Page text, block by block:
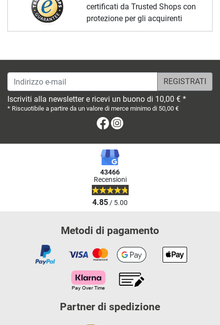
certificati da Trusted Shops con
protezione per gli acquirenti
Indirizzo e-mail
Iscriviti alla newsletter e ricevi un buono di 10,00 € *
* Riscuotibile a partire da un valore di merce minimo di 50,00 €
Facebook
43466
Recensioni
4.85/ 5.00
Metodi di pagamento
Partner di spedizione